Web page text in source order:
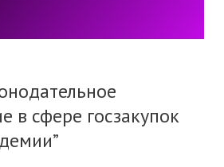
в сфере госзакупок